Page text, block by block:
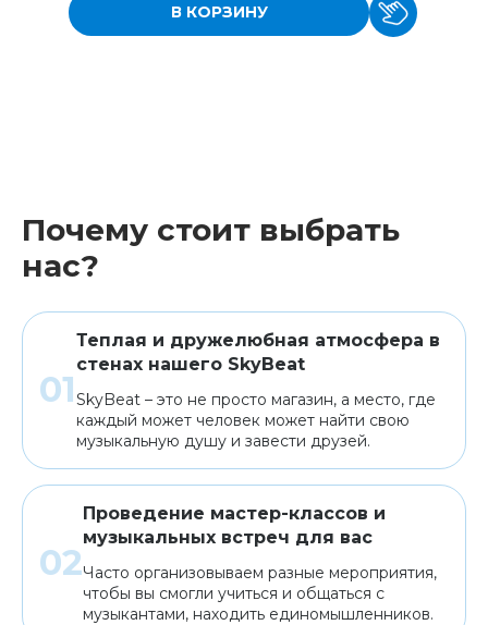
В КОРЗИНУ
Почему стоит выбрать
нас?
Теплая и дружелюбная атмосфера в
стенах нашего SkyBeat
SkyBeat – это не просто магазин, а место, где
каждый может человек может найти свою
музыкальную душу и завести друзей.
Проведение мастер-классов и
музыкальных встреч для вас
Часто организовываем разные мероприятия,
чтобы вы смогли учиться и общаться с
музыкантами, находить единомышленников.